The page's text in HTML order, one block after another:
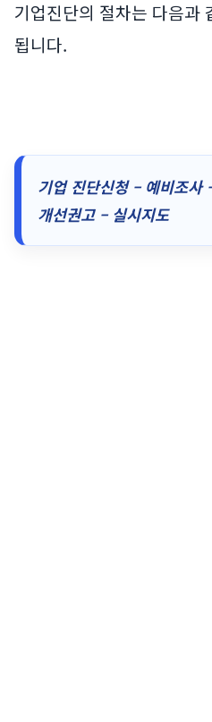
기업진단의 절차는 다음과
됩니다.
기업 진단신청 – 예비조사
개선권고 – 실시지도